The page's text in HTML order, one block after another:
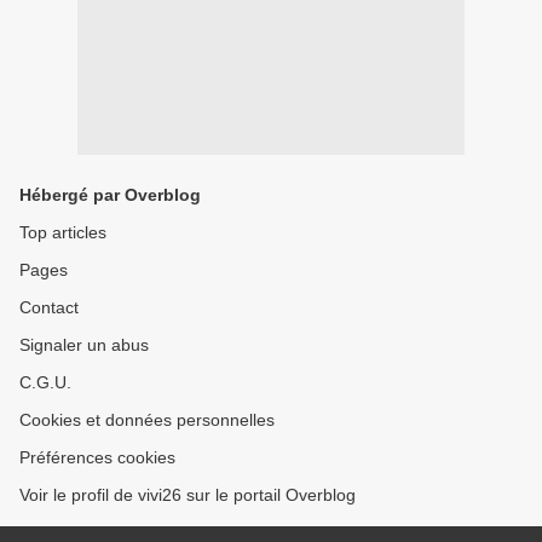
Hébergé par Overblog
Top articles
Pages
Contact
Signaler un abus
C.G.U.
Cookies et données personnelles
Préférences cookies
Voir le profil de vivi26 sur le portail Overblog